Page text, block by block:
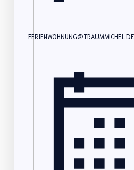
FERIENWOHNUNG@TRAUMMICHEL.DE